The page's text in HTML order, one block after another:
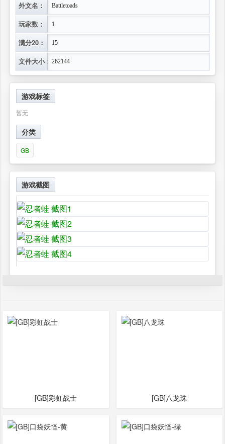
外文名： Battletoads
玩家数： 1
满分20： 15
文件大小： 262144
游戏标签
暂无
分类
GB
游戏截图
[GB]彩虹战士 [GB]八龙珠